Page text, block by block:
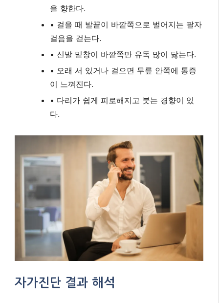
을 향한다.
• 걸을 때 발끝이 바깥쪽으로 벌어지는 팔자
걸음을 걷는다.
• 신발 밑창이 바깥쪽만 유독 많이 닳는다.
• 오래 서 있거나 걸으면 무릎 안쪽에 통증
이 느껴진다.
• 다리가 쉽게 피로해지고 붓는 경향이 있
다.
자가진단 결과 해석